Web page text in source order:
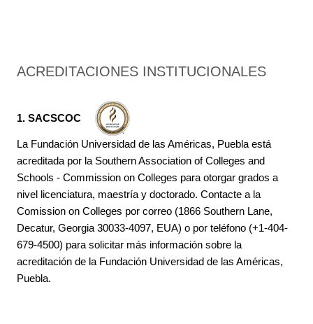
ACREDITACIONES INSTITUCIONALES
1. SACSCOC
La Fundación Universidad de las Américas, Puebla está
acreditada por la Southern Association of Colleges and
Schools - Commission on Colleges para otorgar grados a
nivel licenciatura, maestría y doctorado. Contacte a la
Comission on Colleges por correo (1866 Southern Lane,
Decatur, Georgia 30033-4097, EUA) o por teléfono (+1-404-
679-4500) para solicitar más información sobre la
acreditación de la Fundación Universidad de las Américas,
Puebla.